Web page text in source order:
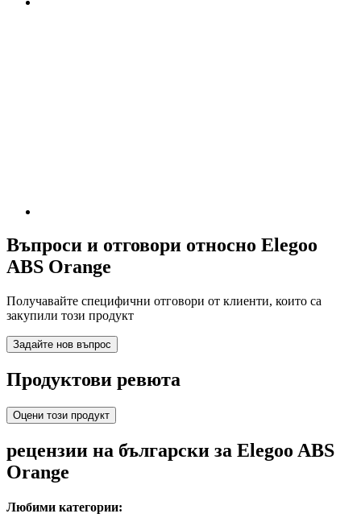
Въпроси и отговори относно Elegoo
ABS Orange
Получавайте специфични отговори от клиенти, които са
закупили този продукт
Задайте нов въпрос
Продуктови ревюта
Оцени този продукт
рецензии на български за Elegoo ABS
Orange
Любими категории: